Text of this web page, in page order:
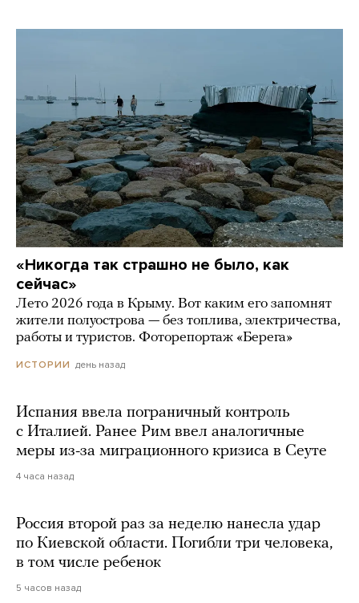
«Никогда так страшно не было, как
сейчас»
Лето 2026 года в Крыму. Вот каким его запомнят
жители полуострова — без топлива, электричества,
работы и туристов. Фоторепортаж «Берега»
ИСТОРИИ день назад
Испания ввела пограничный контроль
с Италией. Ранее Рим ввел аналогичные
меры из-за миграционного кризиса в Сеуте
4 часа назад
Россия второй раз за неделю нанесла удар
по Киевской области. Погибли три человека,
в том числе ребенок
5 часов назад